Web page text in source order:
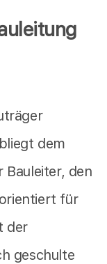
dem
Bauleiter, den
für
der
geschulte